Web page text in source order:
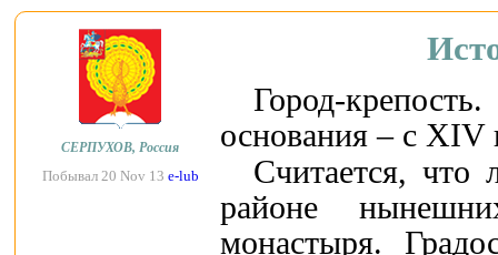
СЕРПУХОВ, Россия
Побывал 20 Nov 13 e-lub
Город-
основания – с XIV
Считается,
районе
монастыря.